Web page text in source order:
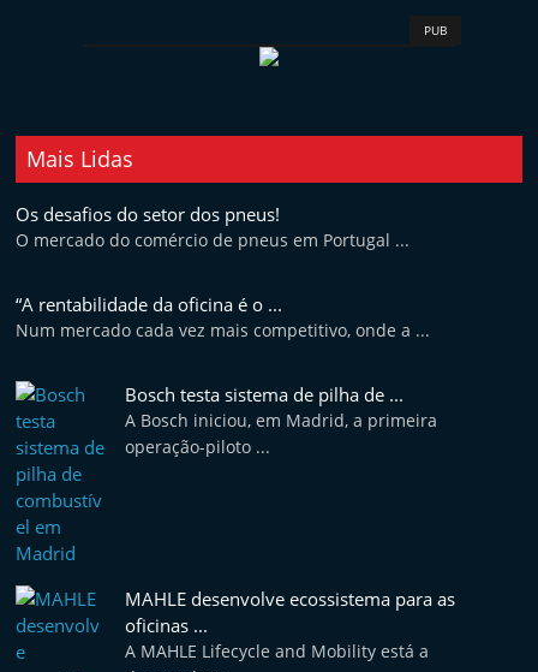
PUB
Mais Lidas
Os desafios do setor dos pneus!
O mercado do comércio de pneus em Portugal ...
“A rentabilidade da oficina é o ...
Num mercado cada vez mais competitivo, onde a ...
Bosch testa sistema de pilha de ...
A Bosch iniciou, em Madrid, a primeira
operação-piloto ...
MAHLE desenvolve ecossistema para as
oficinas ...
A MAHLE Lifecycle and Mobility está a